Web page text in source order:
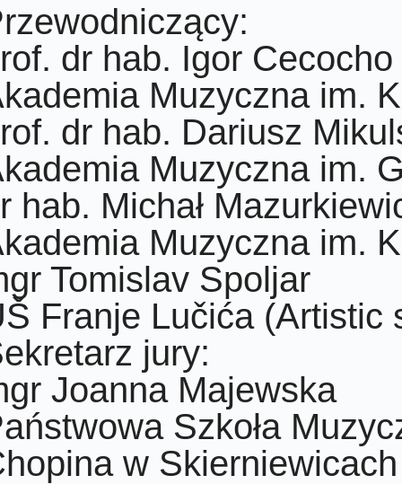
dr hab. Igor Cecocho
Muzyczna im.
dr hab. Dariusz
Muzyczna im.
hab. Michał
Muzyczna im.
Tomislav Spoljar
Franje Lučića (Artistic
jury:
Joanna Majewska
Szkoła
w Skierniewicach